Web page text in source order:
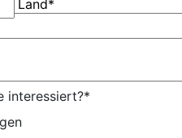
interessiert?*